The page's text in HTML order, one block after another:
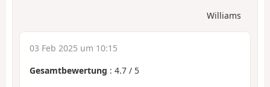
Williams
03 Feb 2025 um 10:15
Gesamtbewertung : 4.7 / 5